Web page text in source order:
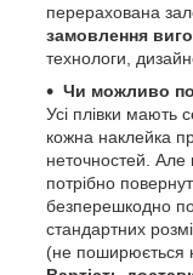
перерахована
замовлення
технологи,
Чи можливо
Усі плівки мають
кожна наклейка
неточностей. Але
потрібно
безперешкодно
стандартних
(не поширюється